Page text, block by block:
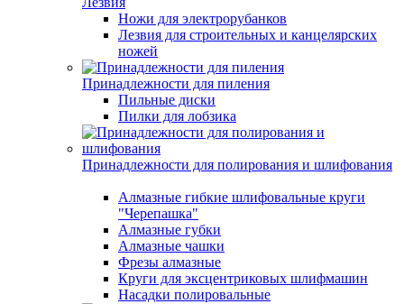
Ножи для электрорубанков
Лезвия для строительных и канцелярских
ножей
Принадлежности для пиления
Пильные диски
Пилки для лобзика
Принадлежности для полирования и шлифования
Алмазные гибкие шлифовальные круги
"Черепашка"
Алмазные губки
Алмазные чашки
Фрезы алмазные
Круги для эксцентриковых шлифмашин
Насадки полировальные